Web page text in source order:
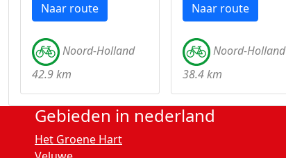
Naar route
Noord-Holland
42.9 km
Naar route
Noord-Holland
38.4 km
Gebieden in nederland
Het Groene Hart